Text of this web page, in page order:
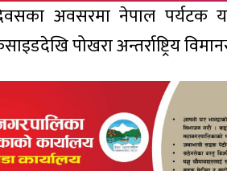
अवसरमा नेपाल पर्यटक
पोखरा अन्तर्राष्ट्रिय